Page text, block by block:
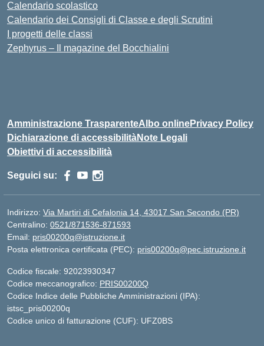
Calendario scolastico
Calendario dei Consigli di Classe e degli Scrutini
I progetti delle classi
Zephyrus – Il magazine del Bocchialini
Amministrazione TrasparenteAlbo onlinePrivacy Policy
Dichiarazione di accessibilitàNote Legali
Obiettivi di accessibilità
Seguici su:
Indirizzo: Via Martiri di Cefalonia 14, 43017 San Secondo (PR)
Centralino: 0521/871536-871593
Email: pris00200q@istruzione.it
Posta elettronica certificata (PEC): pris00200q@pec.istruzione.it
Codice fiscale: 92023930347
Codice meccanografico: PRIS00200Q
Codice Indice delle Pubbliche Amministrazioni (IPA):
istsc_pris00200q
Codice unico di fatturazione (CUF): UFZ0BS